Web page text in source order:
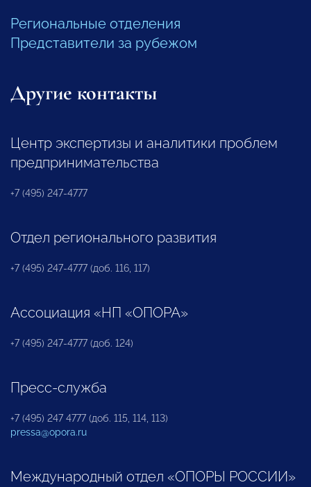
Региональные отделения
Представители за рубежом
Другие контакты
Центр экспертизы и аналитики проблем
предпринимательства
+7 (495) 247-4777
Отдел регионального развития
+7 (495) 247-4777 (доб. 116, 117)
Ассоциация «НП «ОПОРА»
+7 (495) 247-4777 (доб. 124)
Пресс-служба
+7 (495) 247 4777 (доб. 115, 114, 113)
pressa@opora.ru
Международный отдел «ОПОРЫ РОССИИ»